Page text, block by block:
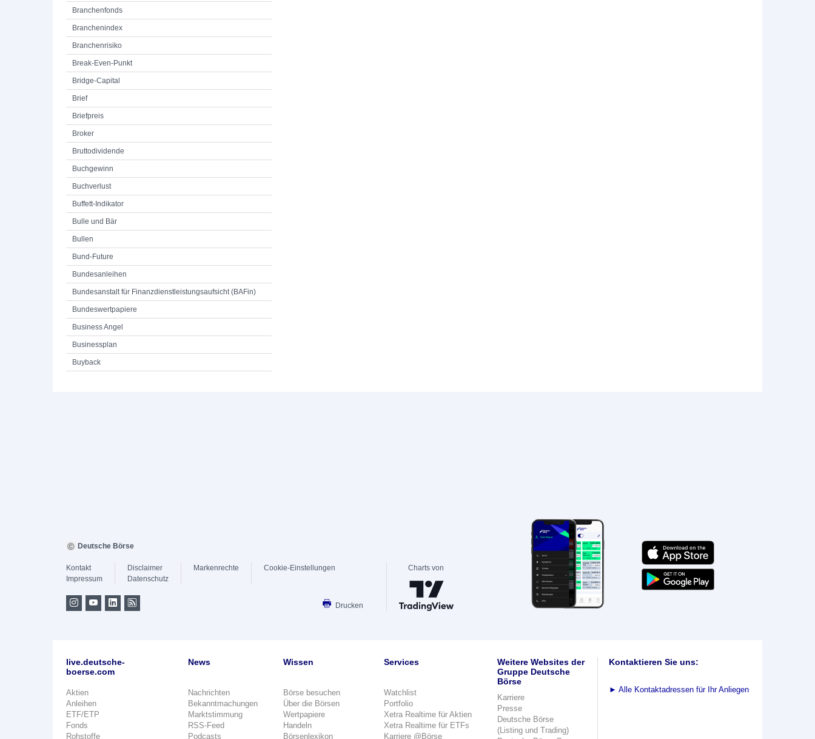
Branchenfonds
Branchenindex
Branchenrisiko
Break-Even-Punkt
Bridge-Capital
Brief
Briefpreis
Broker
Bruttodividende
Buchgewinn
Buchverlust
Buffett-Indikator
Bulle und Bär
Bullen
Bund-Future
Bundesanleihen
Bundesanstalt für Finanzdienstleistungsaufsicht (BAFin)
Bundeswertpapiere
Business Angel
Businessplan
Buyback
Deutsche Börse
Kontakt
Impressum
Disclaimer
Datenschutz
Markenrechte Cookie-Einstellungen
Drucken
Charts von
live.deutsche-
boerse.com
Aktien
Anleihen
ETF/ETP
Fonds
Rohstoffe
News
Nachrichten
Bekanntmachungen
Marktstimmung
RSS-Feed
Podcasts
Wissen
Börse besuchen
Über die Börsen
Wertpapiere
Handeln
Börsenlexikon
Services
Watchlist
Portfolio
Xetra Realtime für Aktien
Xetra Realtime für ETFs
Karriere @Börse
Weitere Websites der
Gruppe Deutsche
Börse
Karriere
Presse
Deutsche Börse
(Listing und Trading)
Kontaktieren Sie uns:
► Alle Kontaktadressen für Ihr Anliegen